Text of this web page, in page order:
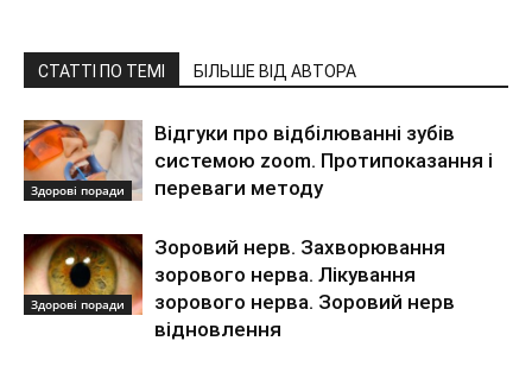
СТАТТІ ПО ТЕМІ БІЛЬШЕ ВІД АВТОРА
Здорові поради
Відгуки про відбілюванні зубів
системою zoom. Протипоказання і
переваги методу
Здорові поради
Зоровий нерв. Захворювання
зорового нерва. Лікування
зорового нерва. Зоровий нерв
відновлення